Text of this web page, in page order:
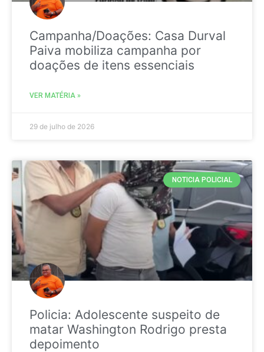
Campanha/Doações: Casa Durval
Paiva mobiliza campanha por
doações de itens essenciais
VER MATÉRIA »
29 de julho de 2026
NOTICIA POLICIAL
Policia: Adolescente suspeito de
matar Washington Rodrigo presta
depoimento